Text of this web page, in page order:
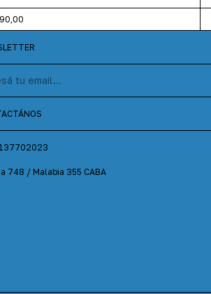
748 / Malabia 355 CABA